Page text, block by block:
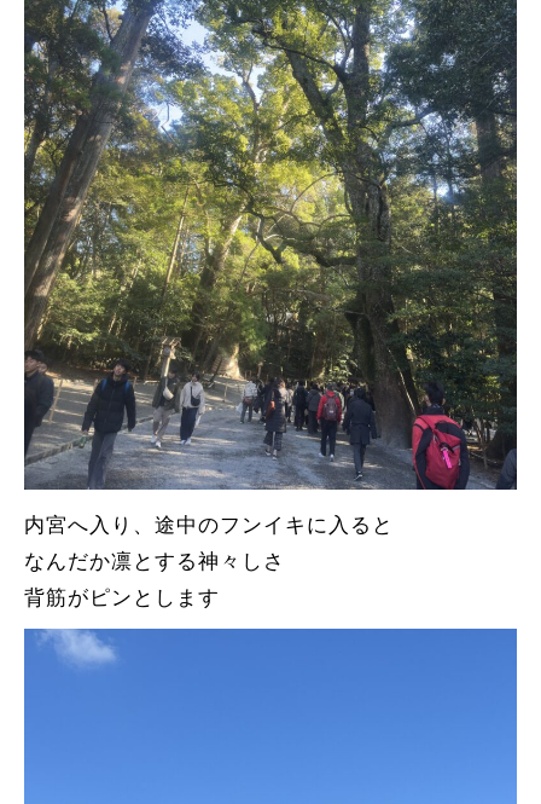
内宮へ入り、途中のフンイキに入ると
なんだか凛とする神々しさ
背筋がピンとします